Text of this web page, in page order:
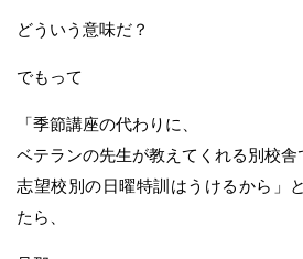
どういう意味だ？
でもって
「季節講座の代わりに、
ベテランの先生が教えてくれる別校舎
志望校別の日曜特訓はうけるから」
たら、